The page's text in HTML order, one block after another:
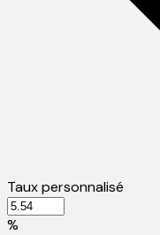
Taux personnalisé
%